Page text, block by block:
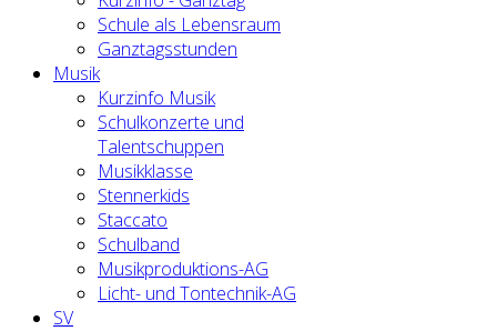
Schule als Lebensraum
Ganztagsstunden
Musik
Kurzinfo Musik
Schulkonzerte und
Talentschuppen
Musikklasse
Stennerkids
Staccato
Schulband
Musikproduktions-AG
Licht- und Tontechnik-AG
SV